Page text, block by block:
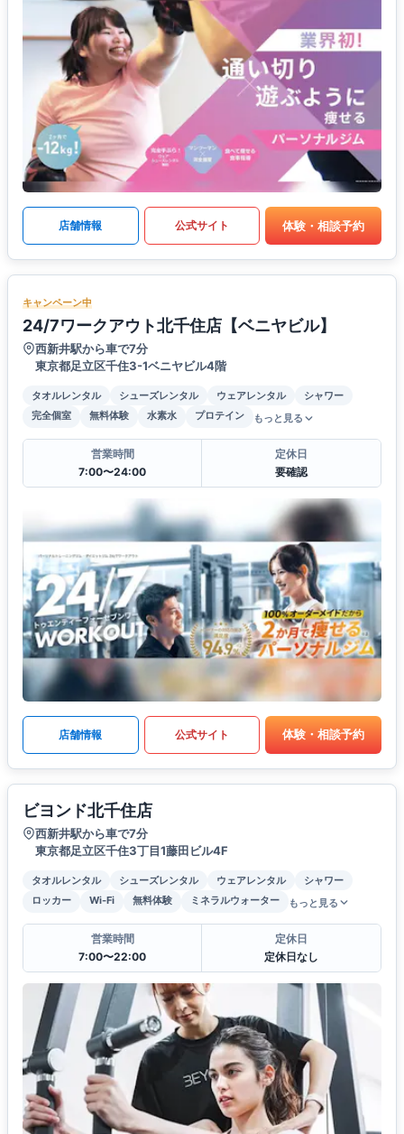
店舗情報 公式サイト 体験・相談予約
キャンペーン中
24/7ワークアウト北千住店【ベニヤビル】
西新井駅から車で7分
東京都足立区千住3-1ベニヤビル4階
タオルレンタル シューズレンタル ウェアレンタル
シャワー
完全個室
無料体験 水素水 プロテイン もっと見る
営業時間
7:00〜24:00
定休日
要確認
店舗情報 公式サイト 体験・相談予約
ビヨンド北千住店
西新井駅から車で7分
東京都足立区千住3丁目1藤田ビル4F
タオルレンタル シューズレンタル ウェアレンタル
シャワー
ロッカー
Wi-Fi 無料体験 ミネラルウォーター もっと見る
営業時間
7:00〜22:00
定休日
定休日なし